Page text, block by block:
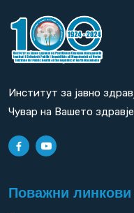
Институт за јавно
Чувар на Вашето здравје
Поважни линкови